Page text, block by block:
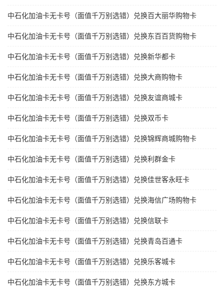
中石化加油卡无卡号（面值千万别选错）兑换百大丽华购物卡
中石化加油卡无卡号（面值千万别选错）兑换东百百货购物卡
中石化加油卡无卡号（面值千万别选错）兑换新华都卡
中石化加油卡无卡号（面值千万别选错）兑换大商购物卡
中石化加油卡无卡号（面值千万别选错）兑换友谊商城卡
中石化加油卡无卡号（面值千万别选错）兑换双币卡
中石化加油卡无卡号（面值千万别选错）兑换锦辉商城购物卡
中石化加油卡无卡号（面值千万别选错）兑换利群金卡
中石化加油卡无卡号（面值千万别选错）兑换佳世客永旺卡
中石化加油卡无卡号（面值千万别选错）兑换海信广场购物卡
中石化加油卡无卡号（面值千万别选错）兑换信联卡
中石化加油卡无卡号（面值千万别选错）兑换青岛百通卡
中石化加油卡无卡号（面值千万别选错）兑换乐客城卡
中石化加油卡无卡号（面值千万别选错）兑换东方城卡